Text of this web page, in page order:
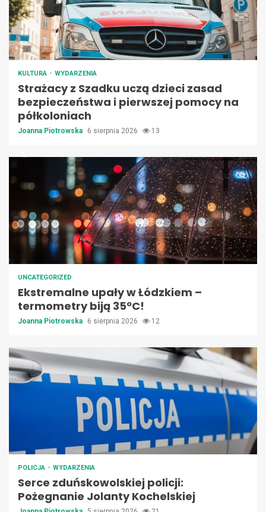
KULTURA WYDARZENIA
Strażacy z Szadku uczą dzieci zasad
bezpieczeństwa i pierwszej pomocy na
półkoloniach
Joanna Piotrowska 6 sierpnia 2026 13
UNCATEGORIZED
Ekstremalne upały w Łódzkiem –
termometry biją 35ºC!
Joanna Piotrowska 6 sierpnia 2026 12
POLICJA WYDARZENIA
Serce zduńskowolskiej policji:
Pożegnanie Jolanty Kochelskiej